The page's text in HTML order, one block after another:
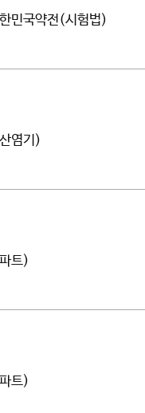
민국약전(시험법)
염기)
트)
트)